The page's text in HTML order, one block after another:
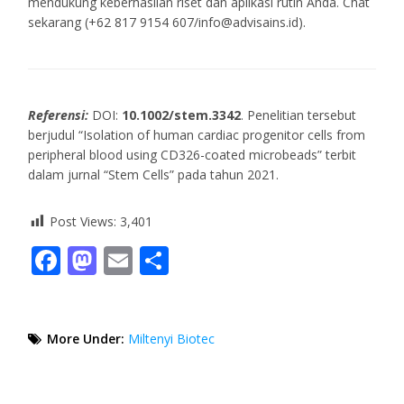
sekarang (+62 817 9154 607/info@advisains.id).
Referensi: DOI: 10.1002/stem.3342. Penelitian tersebut
berjudul “Isolation of human cardiac progenitor cells from
peripheral blood using CD326-coated microbeads” terbit
dalam jurnal “Stem Cells” pada tahun 2021.
Post Views: 3,401
Facebook
Mastodon
Email
More Under: Miltenyi Biotec